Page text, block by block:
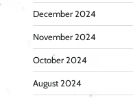
December 2024
November 2024
October 2024
August 2024